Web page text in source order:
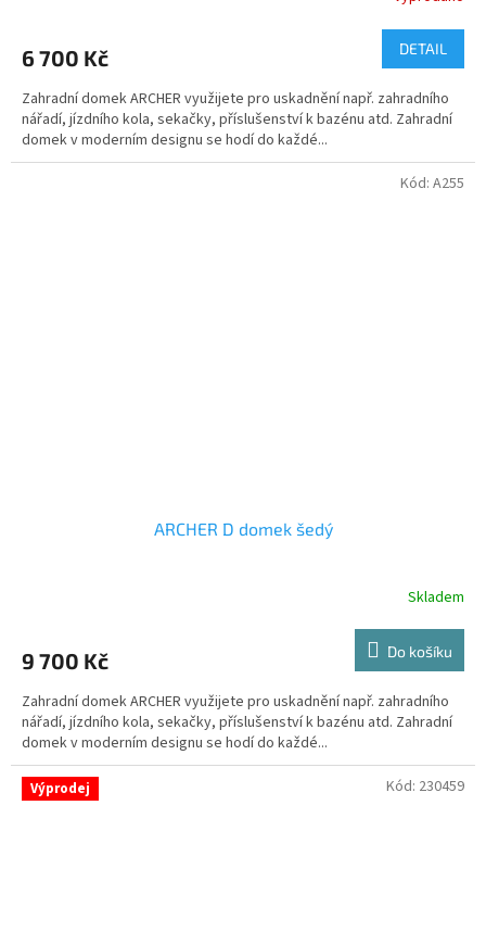
6 700 Kč DETAIL
Zahradní domek ARCHER využijete pro uskadnění např. zahradního
nářadí, jízdního kola, sekačky, příslušenství k bazénu atd. Zahradní
domek v moderním designu se hodí do každé...
ARCHER D domek šedý
Skladem
9 700 Kč Do košíku
Zahradní domek ARCHER využijete pro uskadnění např. zahradního
nářadí, jízdního kola, sekačky, příslušenství k bazénu atd. Zahradní
domek v moderním designu se hodí do každé...
Kód: A255
Výprodej Kód: 230459